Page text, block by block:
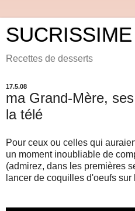
SUCRISSIME
Recettes de desserts
17.5.08
ma Grand-Mère,
la télé
Pour ceux ou celles qui
un moment inoubliable de
(admirez, dans les premières
lancer de coquilles d'oeufs sur